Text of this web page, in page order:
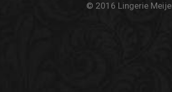
© 2016 Lingerie